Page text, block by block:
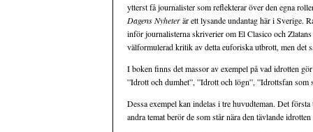
ytterst få journalister som reflekterar över den egna
Dagens Nyheterär ett lysande undantag här i Sverige.
inför journalisterna skriverier om El Clasico och Zlatans
välformulerad kritik av detta euforiska utbrott, men det
I boken finns det massor av exempel på vad idrotten
”Idrott och dumhet”, ”Idrott och lögn”, ”Idrottsfan som
Dessa exempel kan indelas i tre huvudteman. Det
andra temat berör de som står nära den tävlande